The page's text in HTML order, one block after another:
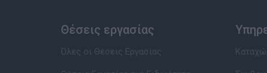
Θέσεις εργασίας
Όλες οι Θέσεις Εργασίας